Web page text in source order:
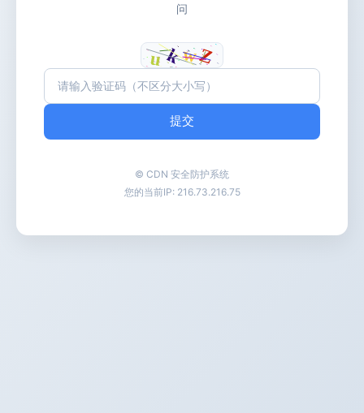
问
提交
© CDN 安全防护系统
您的当前IP: 216.73.216.75